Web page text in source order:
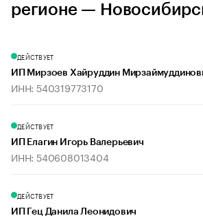
регионе —
ДЕЙСТВУЕТ
ИП Мирзоев Хайруддин
ИНН: 540319773170
ДЕЙСТВУЕТ
ИП Елагин Игорь Валерьевич
ИНН: 540608013404
ДЕЙСТВУЕТ
ИП Гец Данила Леонидович